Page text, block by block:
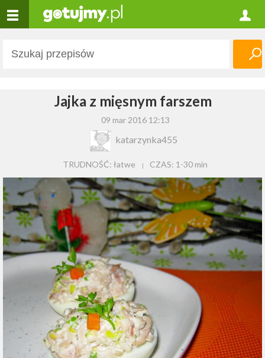
Jajka z mięsnym farszem
09 mar 2016 12:13
katarzynka455
TRUDNOŚĆ: łatwe CZAS: 1-30 min